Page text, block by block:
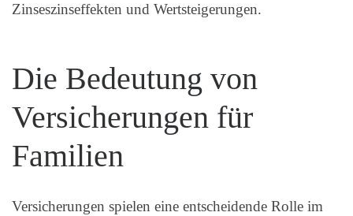
Zinseszinseffekten und Wertsteigerungen.
Die Bedeutung von
Versicherungen für
Familien
Versicherungen spielen eine entscheidende Rolle im